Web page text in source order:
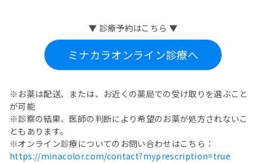
▼ 診療予約はこちら ▼
ミナカラオンライン診療へ
※お薬は配送、または、お近くの薬局での受け取りを選ぶこと
が可能
※診察の結果、医師の判断により希望のお薬が処方されないこ
ともあります。
※オンライン診療についてのお問い合わせはこちら：
https://minacolor.com/contact?myprescription=true